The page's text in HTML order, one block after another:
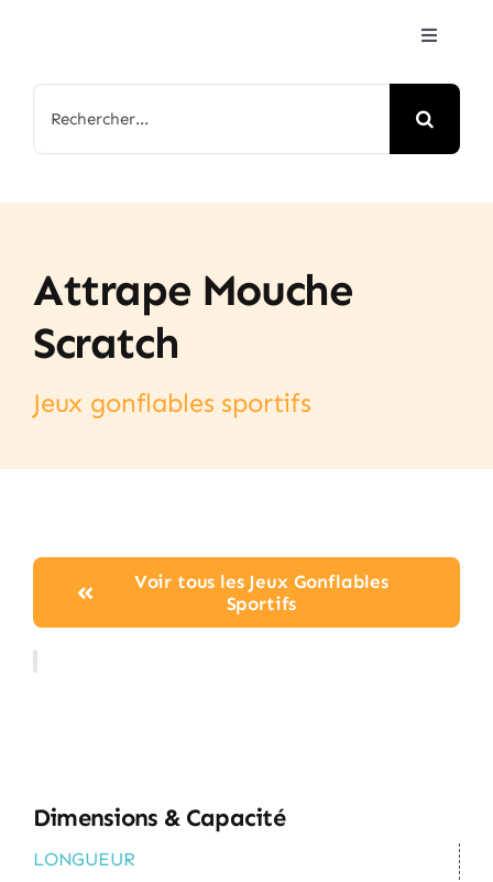
contenu
Toggle
Accueil
Arbre de Noël
Attrape Mouche
Scratch
Jeux gonflables sportifs
Voir tous les Jeux Gonflables
Sportifs
Dimensions & Capacité
LONGUEUR